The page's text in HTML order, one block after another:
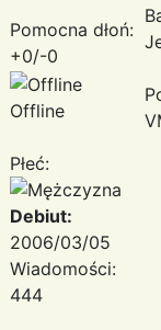
Pomocna dłoń:
+0/-0
Offline
Płeć:
Debiut:
2006/03/05
Wiadomości:
444